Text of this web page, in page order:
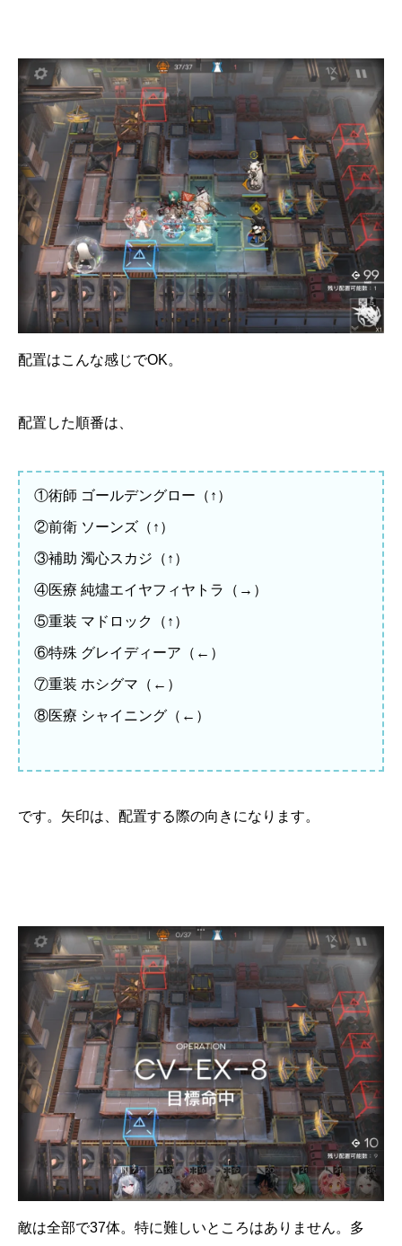
配置はこんな感じでOK。
配置した順番は、
①術師 ゴールデングロー（↑）
②前衛 ソーンズ（↑）
③補助 濁心スカジ（↑）
④医療 純燼エイヤフィヤトラ（→）
⑤重装 マドロック（↑）
⑥特殊 グレイディーア（←）
⑦重装 ホシグマ（←）
⑧医療 シャイニング（←）
です。矢印は、配置する際の向きになります。
敵は全部で37体。特に難しいところはありません。多